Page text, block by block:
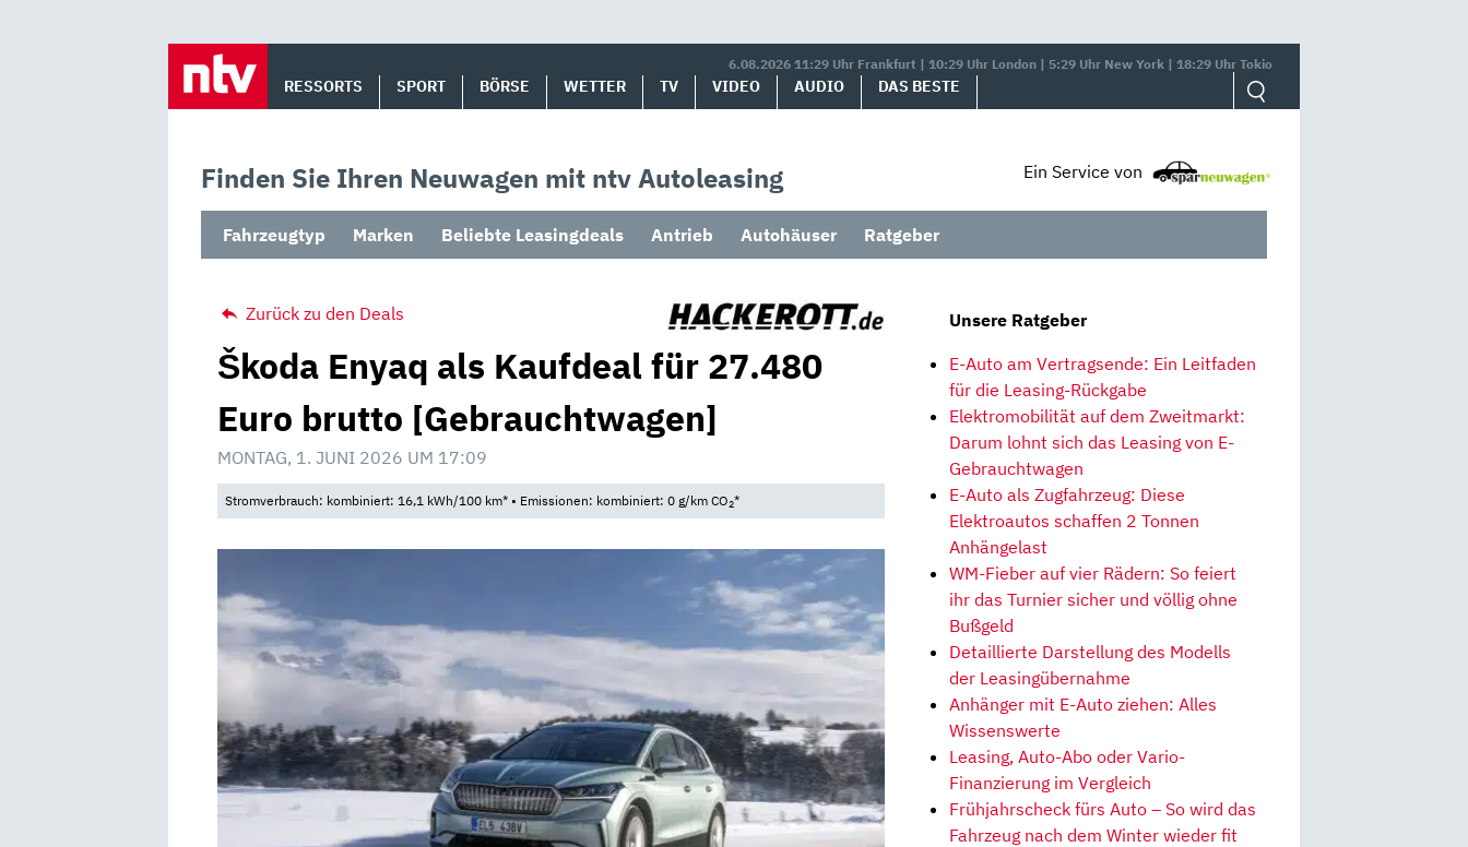
6.08.2026 11:29 Uhr Frankfurt | 10:29 Uhr London | 5:29 Uhr New York | 18:29 Uhr Tokio
RESSORTS SPORT BÖRSE WETTER TV VIDEO AUDIO DAS BESTE
Finden Sie Ihren Neuwagen mit ntv Autoleasing Ein Service von
Fahrzeugtyp Marken Beliebte Leasingdeals Antrieb Autohäuser Ratgeber
Zurück zu den Deals
Škoda Enyaq als Kaufdeal für 27.480
Euro brutto [Gebrauchtwagen]
MONTAG, 1. JUNI 2026 UM 17:09
Stromverbrauch: kombiniert: 16,1 kWh/100 km* • Emissionen: kombiniert: 0 g/km CO2*
Unsere Ratgeber
E-Auto am Vertragsende: Ein Leitfaden
für die Leasing-Rückgabe
Elektromobilität auf dem Zweitmarkt:
Darum lohnt sich das Leasing von E-
Gebrauchtwagen
E-Auto als Zugfahrzeug: Diese
Elektroautos schaffen 2 Tonnen
Anhängelast
WM-Fieber auf vier Rädern: So feiert
ihr das Turnier sicher und völlig ohne
Bußgeld
Detaillierte Darstellung des Modells
der Leasingübernahme
Anhänger mit E-Auto ziehen: Alles
Wissenswerte
Leasing, Auto-Abo oder Vario-
Finanzierung im Vergleich
Frühjahrscheck fürs Auto – So wird das
Fahrzeug nach dem Winter wieder fit